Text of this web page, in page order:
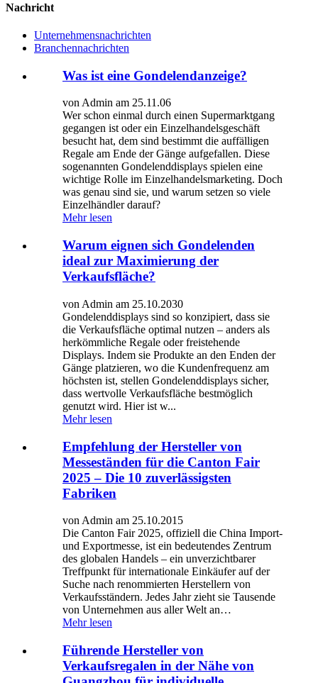
Nachricht
Unternehmensnachrichten
Branchennachrichten
Was ist eine Gondelendanzeige?
von Admin am 25.11.06
Wer schon einmal durch einen Supermarktgang
gegangen ist oder ein Einzelhandelsgeschäft
besucht hat, dem sind bestimmt die auffälligen
Regale am Ende der Gänge aufgefallen. Diese
sogenannten Gondelenddisplays spielen eine
wichtige Rolle im Einzelhandelsmarketing. Doch
was genau sind sie, und warum setzen so viele
Einzelhändler darauf?
Mehr lesen
Warum eignen sich Gondelenden
ideal zur Maximierung der
Verkaufsfläche?
von Admin am 25.10.2030
Gondelenddisplays sind so konzipiert, dass sie
die Verkaufsfläche optimal nutzen – anders als
herkömmliche Regale oder freistehende
Displays. Indem sie Produkte an den Enden der
Gänge platzieren, wo die Kundenfrequenz am
höchsten ist, stellen Gondelenddisplays sicher,
dass wertvolle Verkaufsfläche bestmöglich
genutzt wird. Hier ist w...
Mehr lesen
Empfehlung der Hersteller von
Messeständen für die Canton Fair
2025 – Die 10 zuverlässigsten
Fabriken
von Admin am 25.10.2015
Die Canton Fair 2025, offiziell die China Import-
und Exportmesse, ist ein bedeutendes Zentrum
des globalen Handels – ein unverzichtbarer
Treffpunkt für internationale Einkäufer auf der
Suche nach renommierten Herstellern von
Verkaufsständern. Jedes Jahr zieht sie Tausende
von Unternehmen aus aller Welt an…
Mehr lesen
Führende Hersteller von
Verkaufsregalen in der Nähe von